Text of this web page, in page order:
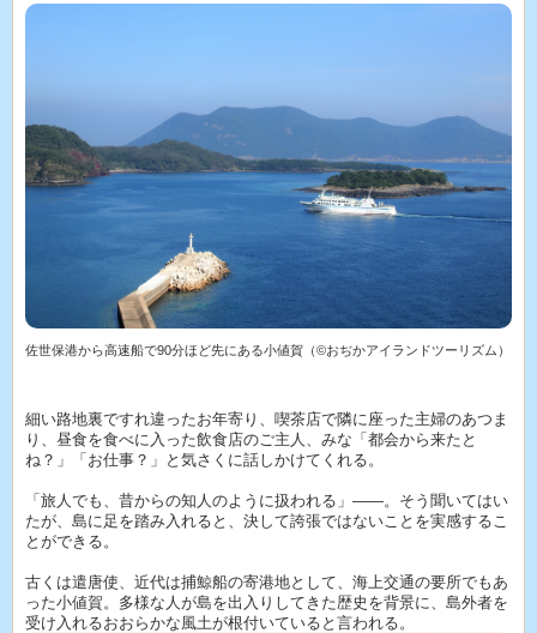
佐世保港から高速船で90分ほど先にある小値賀（©おぢかアイランドツーリズム）
細い路地裏ですれ違ったお年寄り、喫茶店で隣に座った主婦のあつま
り、昼食を食べに入った飲食店のご主人、みな「都会から来たと
ね？」「お仕事？」と気さくに話しかけてくれる。
「旅人でも、昔からの知人のように扱われる」――。そう聞いてはい
たが、島に足を踏み入れると、決して誇張ではないことを実感するこ
とができる。
古くは遣唐使、近代は捕鯨船の寄港地として、海上交通の要所でもあ
った小値賀。多様な人が島を出入りしてきた歴史を背景に、島外者を
受け入れるおおらかな風土が根付いていると言われる。